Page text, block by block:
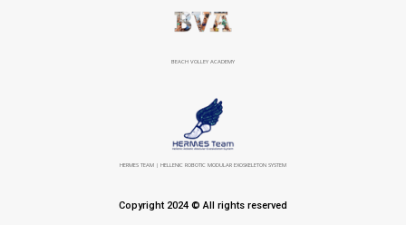
BEACH VOLLEY ACADEMY
HERMES TEAM | HELLENIC ROBOTIC MODULAR EXOSKELETON SYSTEM
Copyright 2024 © All rights reserved